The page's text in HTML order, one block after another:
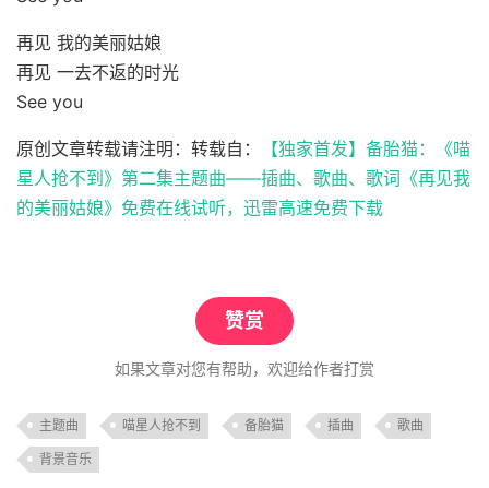
再见 我的美丽姑娘
再见 一去不返的时光
See you
原创文章转载请注明：转载自：
【独家首发】备胎猫：《喵
星人抢不到》第二集主题曲——插曲、歌曲、歌词《再见我
的美丽姑娘》免费在线试听，迅雷高速免费下载
赞赏
如果文章对您有帮助，欢迎给作者打赏
主题曲 喵星人抢不到 备胎猫 插曲 歌曲
背景音乐